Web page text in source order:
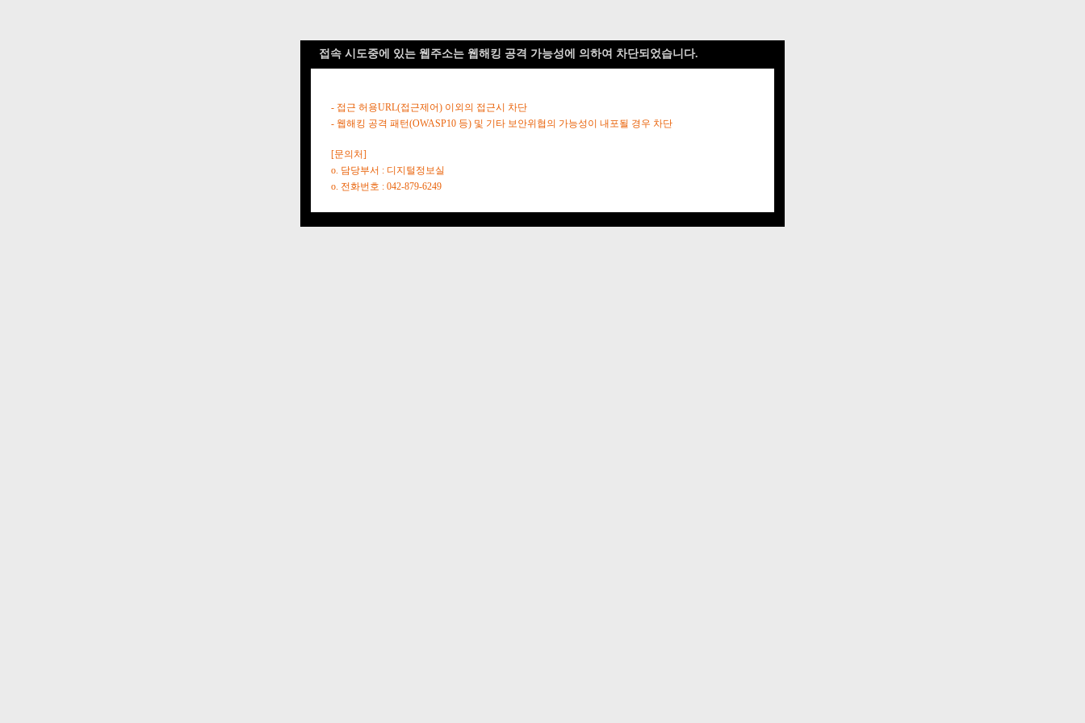
접속 시도중에 있는 웹주소는 웹해킹 공격 가능성에 의하여 차단되었습니다.
- 접근 허용URL(접근제어) 이외의 접근시 차단
- 웹해킹 공격 패턴(OWASP10 등) 및 기타 보안위협의 가능성이 내포될 경우 차단
[문의처]
o. 담당부서 : 디지털정보실
o. 전화번호 : 042-879-6249